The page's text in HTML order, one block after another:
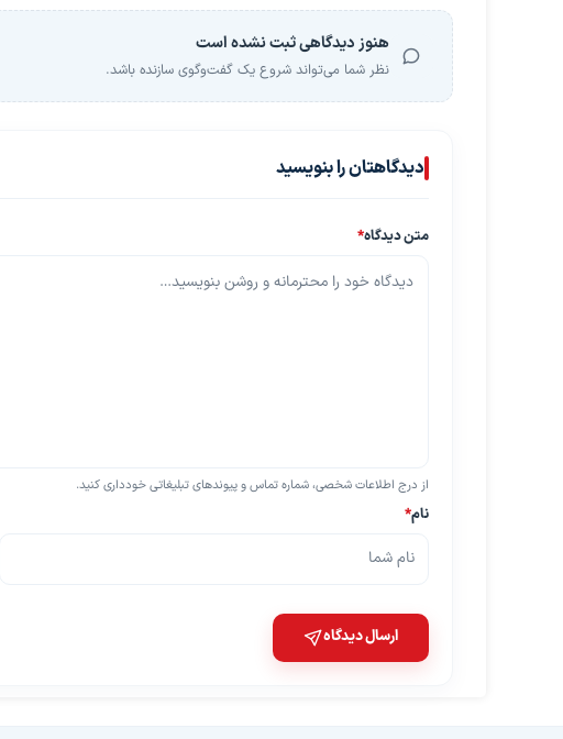
هنوز دیدگاهی ثبت نشده است
نظر شما می‌تواند شروع یک گفت‌وگوی سازنده باشد.
دیدگاهتان را بنویسید
متن دیدگاه*
از درج اطلاعات شخصی، شماره تماس و پیوندهای تبلیغاتی خودداری کنید.
نام*
ارسال دیدگاه